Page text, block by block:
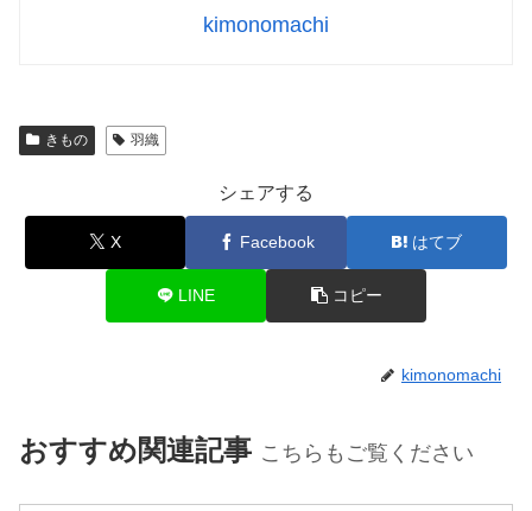
kimonomachi
きもの 羽織
シェアする
X Facebook はてブ
LINE コピー
kimonomachi
おすすめ関連記事 こちらもご覧ください